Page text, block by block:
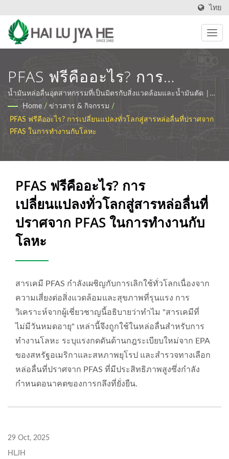
ไทย
PFAS ฟรีคืออะไร? การ
เปลี่ยนแปลงทั่วโลกสู่สารหล่อ
ลื่นที่ปราศจาก PFAS ในการ
ทำงานกับโลหะ | ผู้ผลิตน้ำมัน
ตัดและน้ำมันหล่อลื่นใน
อุตสาหกรรม | HLJH
น้ำมันหล่อลื่นอุตสาหกรรมที่เป็นมิตรกับสิ่งแวดล้อมและน้ำมันตัด |
HLJHHome / ข่าวสาร & กิจกรรม /
PFAS ฟรีคืออะไร? การเปลี่ยนแปลงทั่วโลกสู่สารหล่อลื่นที่ปราศจาก
PFAS ในการทำงานกับโลหะ
PFAS ฟรีคืออะไร? การ
เปลี่ยนแปลงทั่วโลกสู่สารหล่อลื่นที่
ปราศจาก PFAS ในการทำงานกับ
โลหะ
สารเคมี PFAS กำลังเผชิญกับการเลิกใช้ทั่วโลกเนื่องจาก
ความเสี่ยงต่อสิ่งแวดล้อมและสุขภาพที่รุนแรง การ
วิเคราะห์จากผู้เชี่ยวชาญนี้อธิบายว่าทำไม "สารเคมีที่
ไม่มีวันหมดอายุ" เหล่านี้จึงถูกใช้ในหล่อลื่นสำหรับการ
ทำงานโลหะ ระบุแรงกดดันด้านกฎระเบียบใหม่จาก EPA
ของสหรัฐอเมริกาและสหภาพยุโรป และสำรวจทางเลือก
หล่อลื่นที่ปราศจาก PFAS ที่มีประสิทธิภาพสูงซึ่งกำลัง
กำหนดอนาคตของการกลึงที่ยั่งยืน.
29 Oct, 2025
HLJH